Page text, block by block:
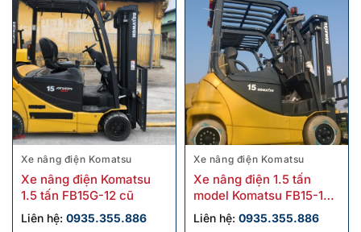
Xe nâng điện Komatsu
Xe nâng điện Komatsu
1.5 tấn FB15G-12 cũ
Liên hệ: 0935.355.886
Xe nâng điện Komatsu
Xe nâng điện 1.5 tấn
model Komatsu FB15-12
cũ
Liên hệ: 0935.355.886